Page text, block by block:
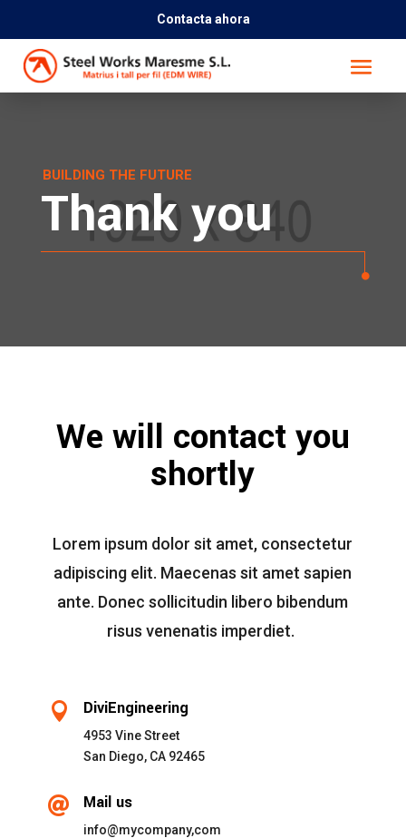
Contacta ahora
BUILDING THE FUTURE
Thank you
We will contact you
shortly
Lorem ipsum dolor sit amet, consectetur
adipiscing elit. Maecenas sit amet sapien
ante. Donec sollicitudin libero bibendum
risus venenatis imperdiet.
 DiviEngineering
4953 Vine Street
San Diego, CA 92465
 Mail us
info@mycompany,com